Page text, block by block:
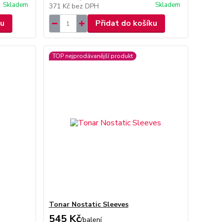
Skladem
371 Kč bez DPH Skladem
Přidat do košíku
TOP nejprodávanější produkt
Tonar Nostatic Sleeves
545 Kč/balení